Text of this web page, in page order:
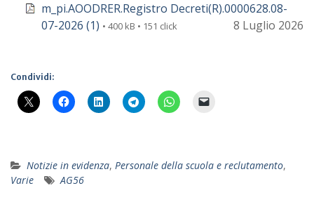
m_pi.AOODRER.Registro Decreti(R).0000628.08-
07-2026 (1) • 400 kB • 151 click 8 Luglio 2026
Condividi:
Notizie in evidenza, Personale della scuola e reclutamento,
Varie
AG56